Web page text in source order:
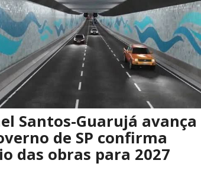
Santos-Guarujá avança
de SP confirma
das obras para 2027